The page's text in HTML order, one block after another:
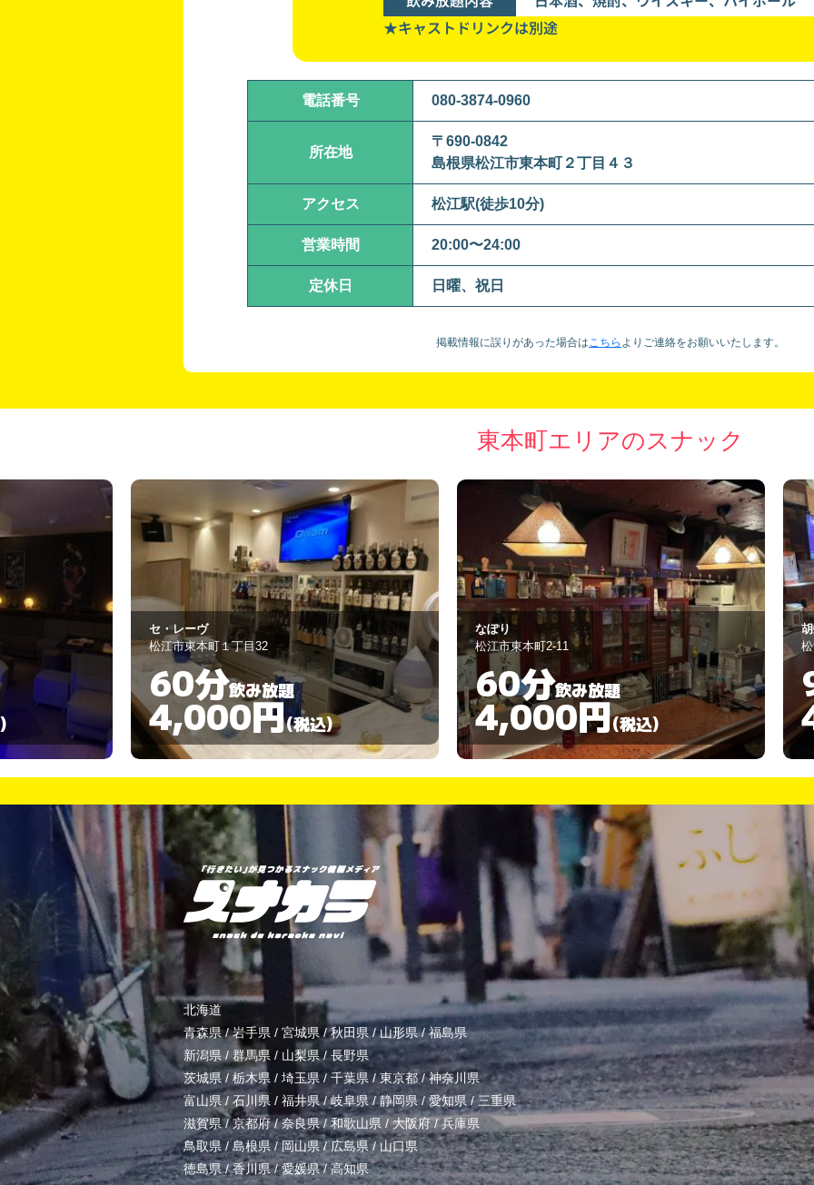
★キャストドリンクは別途
電話番号 080-3874-0960
所在地
〒690-0842
島根県松江市東本町２丁目４３
アクセス 松江駅(徒歩10分)
営業時間 20:00〜24:00
定休日 日曜、祝日
掲載情報に誤りがあった場合はこちら より ご連絡をお願いいたします。
東本町エリアのスナック
なぽり
松江市東本町2-11
60分飲み放題
4,000円(税込)
胡蝶蘭
松江市東本町25-1
90分飲み放題
4,000円(税込)
北海道
青森県/岩手県 / 宮城県 /秋田県 /山形県/福島県
新潟県 / 群馬県 / 山梨県/長野県
茨城県 / 栃木県 / 埼玉県/ 千葉県 /東京都/神奈川県
富山県/ 石川県 / 福井県/岐阜県/静岡県/ 愛知県 / 三重県
滋賀県/京都府/奈良県/和歌山県 /大阪府/兵庫県
鳥取県/島根県/岡山県/広島県/山口県
徳島県/香川県/愛媛県/高知県